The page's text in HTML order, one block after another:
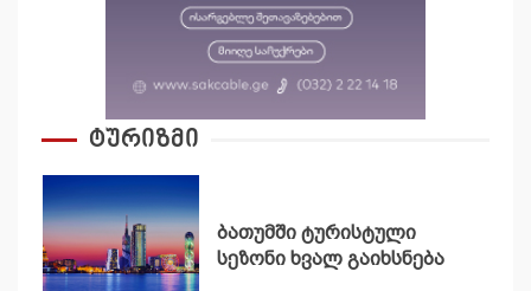
ტურიზმი
ბათუმში ტურისტული
სეზონი ხვალ გაიხსნება